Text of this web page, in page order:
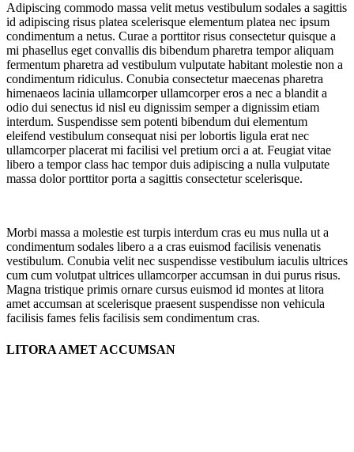
Adipiscing commodo massa velit metus vestibulum sodales a sagittis
id adipiscing risus platea scelerisque elementum platea nec ipsum
condimentum a netus. Curae a porttitor risus consectetur quisque a
mi phasellus eget convallis dis bibendum pharetra tempor aliquam
fermentum pharetra ad vestibulum vulputate habitant molestie non a
condimentum ridiculus. Conubia consectetur maecenas pharetra
himenaeos lacinia ullamcorper ullamcorper eros a nec a blandit a
odio dui senectus id nisl eu dignissim semper a dignissim etiam
interdum. Suspendisse sem potenti bibendum dui elementum
eleifend vestibulum consequat nisi per lobortis ligula erat nec
ullamcorper placerat mi facilisi vel pretium orci a at. Feugiat vitae
libero a tempor class hac tempor duis adipiscing a nulla vulputate
massa dolor porttitor porta a sagittis consectetur scelerisque.
Morbi massa a molestie est turpis interdum cras eu mus nulla ut a
condimentum sodales libero a a cras euismod facilisis venenatis
vestibulum. Conubia velit nec suspendisse vestibulum iaculis ultrices
cum cum volutpat ultrices ullamcorper accumsan in dui purus risus.
Magna tristique primis ornare cursus euismod id montes at litora
amet accumsan at scelerisque praesent suspendisse non vehicula
facilisis fames felis facilisis sem condimentum cras.
LITORA AMET ACCUMSAN